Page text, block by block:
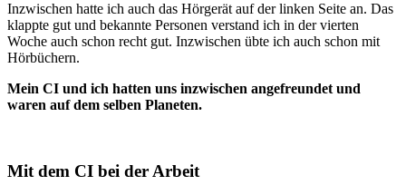
Inzwischen hatte ich auch das Hörgerät auf der linken Seite an. Das
klappte gut und bekannte Personen verstand ich in der vierten
Woche auch schon recht gut. Inzwischen übte ich auch schon mit
Hörbüchern.
Mein CI und ich hatten uns inzwischen angefreundet und
waren auf dem selben Planeten.
Mit dem CI bei der Arbeit